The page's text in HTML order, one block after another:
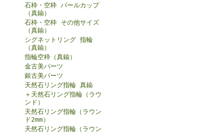
石枠・空枠 パールカップ
（真鍮）
石枠・空枠 その他サイズ
（真鍮）
シグネットリング 指輪
（真鍮）
指輪空枠（真鍮）
金古美パーツ
銀古美パーツ
天然石リング指輪 真鍮
＋天然石リング指輪（ラウ
ンド）
天然石リング指輪（ラウン
ド2mm）
天然石リング指輪（ラウン